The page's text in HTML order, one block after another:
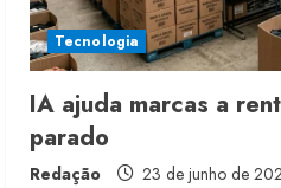
Tecnologia
IA ajuda marcas a
parado
Redação 23 de junho de